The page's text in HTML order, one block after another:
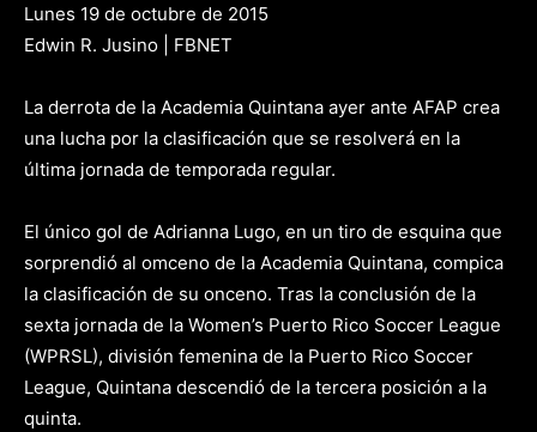
Lunes 19 de octubre de 2015
Edwin R. Jusino | FBNET
La derrota de la Academia Quintana ayer ante AFAP crea
una lucha por la clasificación que se resolverá en la
última jornada de temporada regular.
El único gol de Adrianna Lugo, en un tiro de esquina que
sorprendió al omceno de la Academia Quintana, compica
la clasificación de su onceno. Tras la conclusión de la
sexta jornada de la Women’s Puerto Rico Soccer League
(WPRSL), división femenina de la Puerto Rico Soccer
League, Quintana descendió de la tercera posición a la
quinta.